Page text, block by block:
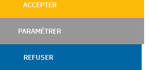
ACCEPTER
PARAMÉTRER
REFUSER